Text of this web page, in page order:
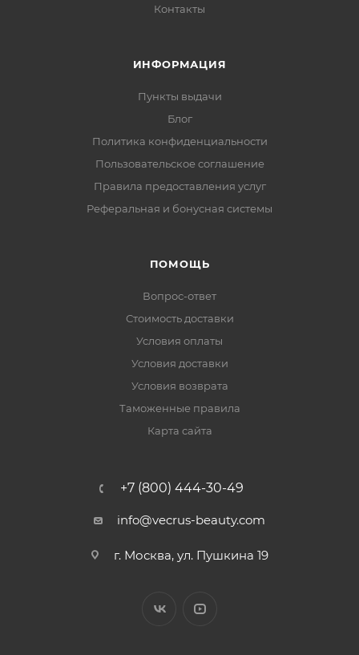
Контакты
ИНФОРМАЦИЯ
Пункты выдачи
Блог
Политика конфиденциальности
Пользовательское соглашение
Правила предоставления услуг
Реферальная и бонусная системы
ПОМОЩЬ
Вопрос-ответ
Стоимость доставки
Условия оплаты
Условия доставки
Условия возврата
Таможенные правила
Карта сайта
+7 (800) 444-30-49
info@vecrus-beauty.com
г. Москва, ул. Пушкина 19